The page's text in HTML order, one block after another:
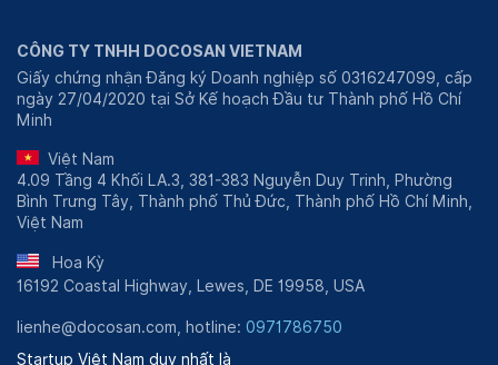
hệ thống máy chụp mạch số hóa xóa nền (DSA). Điều
này giúp cung cấp chẩn đoán nhanh chóng và can thiệp
kịp thời cho các bệnh nhân cấp cứu.
CÔNG TY TNHH DOCOSAN VIETNAM
Giấy chứng nhận Đăng ký Doanh nghiệp số 0316247099, cấp
ngày 27/04/2020 tại Sở Kế hoạch Đầu tư Thành phố Hồ Chí
Minh
Việt Nam
4.09 Tầng 4 Khối LA.3, 381-383 Nguyễn Duy Trinh, Phường
Bình Trưng Tây, Thành phố Thủ Đức, Thành phố Hồ Chí Minh,
Việt Nam
Hoa Kỳ
16192 Coastal Highway, Lewes, DE 19958, USA
lienhe@docosan.com, hotline: 0971786750
Startup Việt Nam duy nhất là